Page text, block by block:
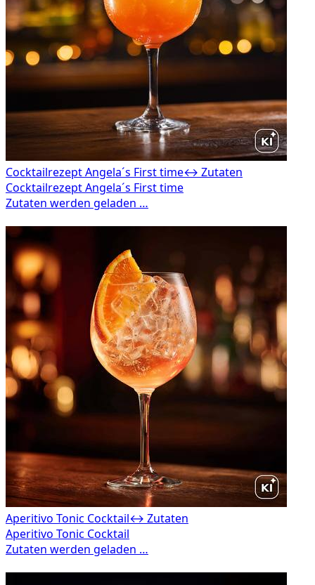
Cocktailrezept Angela´s First time↔ Zutaten
Aperitivo Tonic Cocktail↔ Zutaten